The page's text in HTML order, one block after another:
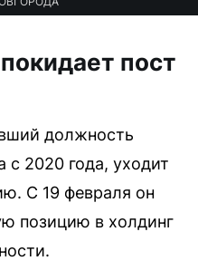
пост
должность
с 2020 года, уходит
С 19 февраля он
позицию в холдинг